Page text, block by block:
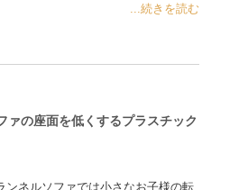
...続きを読む
ァの座面を低くするプラスチック